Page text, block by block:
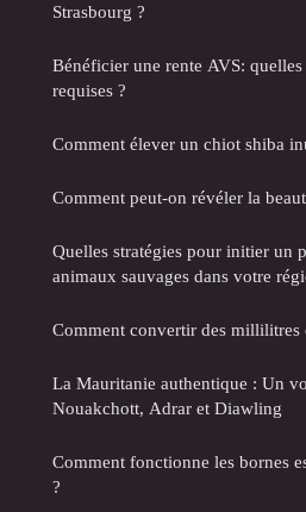
Strasbourg ?
Bénéficier une rente AVS:
requises ?
Comment élever un chiot shiba
Comment peut-on révéler la
Quelles stratégies pour initier un
animaux sauvages dans votre
Comment convertir des millilitres
La Mauritanie authentique : Un
Nouakchott, Adrar et Diawling
Comment fonctionne les bornes
?